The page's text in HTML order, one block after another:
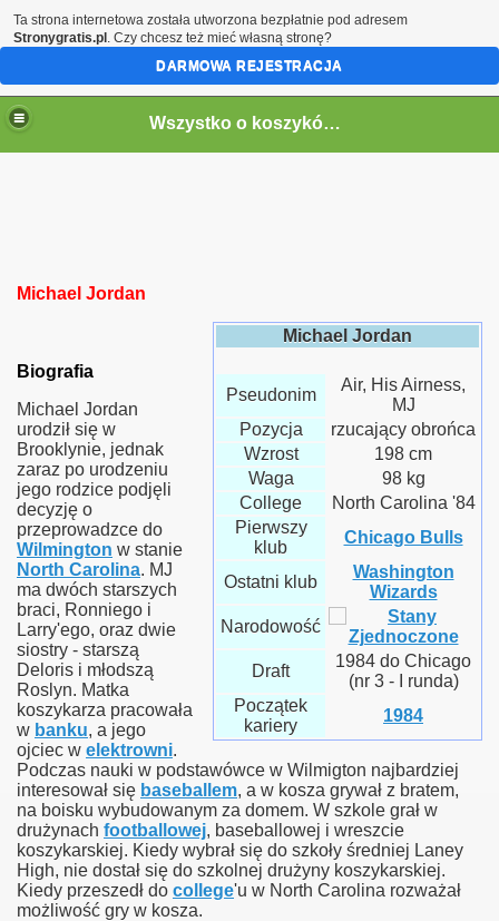
Wszystko o koszykówce
Michael Jordan
Michael Jordan
Pseudonim
Air, His Airness,
MJ
Pozycja
rzucający obrońca
Wzrost
198 cm
Waga
98 kg
College
North Carolina '84
Pierwszy
klub
Chicago Bulls
Ostatni klub
Washington
Wizards
Narodowość
Draft
1984 do Chicago
(nr 3 - I runda)
Początek
kariery
1984
Biografia
Michael Jordan
urodził się w
Brooklynie, jednak
zaraz po urodzeniu
jego rodzice podjęli
decyzję o
przeprowadzce do
Wilmington w stanie
North Carolina. MJ
ma dwóch starszych
braci, Ronniego i
Larry'ego, oraz dwie
siostry - starszą
Deloris i młodszą
Roslyn. Matka
koszykarza pracowała
w banku, a jego
ojciec w elektrowni.
Podczas nauki w podstawówce w Wilmigton najbardziej
interesował się baseballem, a w kosza grywał z bratem,
na boisku wybudowanym za domem. W szkole grał w
drużynach footballowej, baseballowej i wreszcie
koszykarskiej. Kiedy wybrał się do szkoły średniej Laney
High, nie dostał się do szkolnej drużyny koszykarskiej.
Kiedy przeszedł do college'u w North Carolina rozważał
możliwość gry w kosza.
Ta strona internetowa została utworzona bezpłatnie pod adresem
Stronygratis.pl . Czy chcesz też mieć własną stronę?
DARMOWA REJESTRACJA